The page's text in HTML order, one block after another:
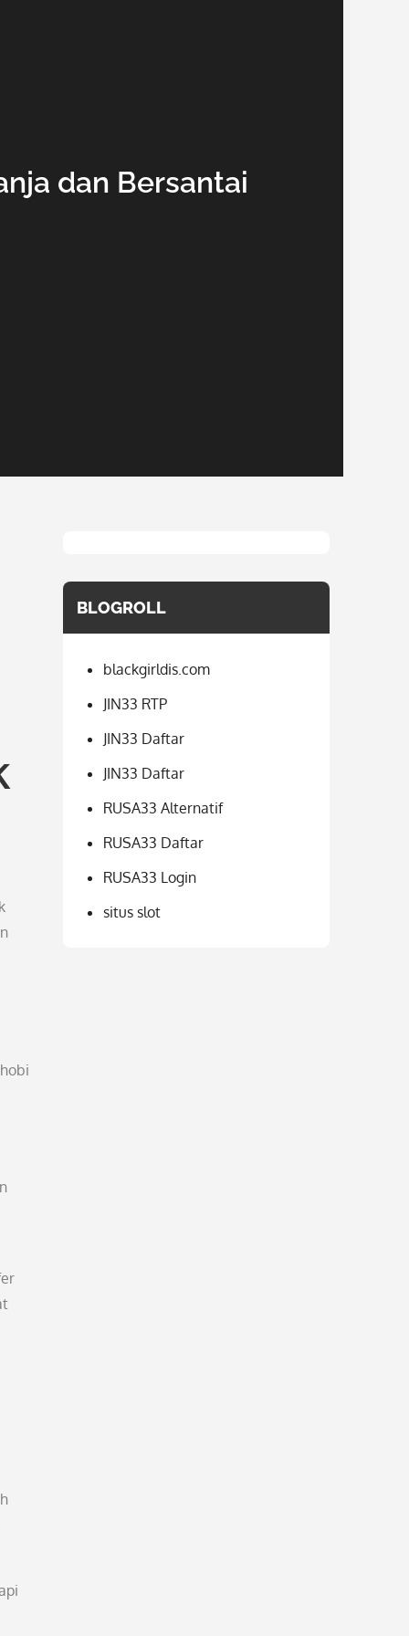
dan Bersantai
BLOGROLL
blackgirldis.com
JIN33 RTP
JIN33 Daftar
JIN33 Daftar
RUSA33 Alternatif
RUSA33 Daftar
RUSA33 Login
situs slot